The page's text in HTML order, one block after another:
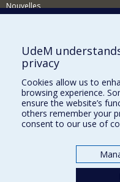
Nouvelles
Comment soutenir le
BESOIN D'AIDE?
Plan du site
Signaler une erreur
Accessibilité
Nos départements et écoles
UdeM
privacy
Cookies allow us to
browsing experience.
ensure the website’s
others remember your
consent to our use of